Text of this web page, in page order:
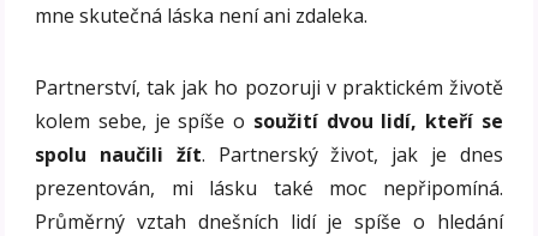
mne skutečná láska není ani zdaleka.
Partnerství, tak jak ho pozoruji v praktickém životě
kolem sebe, je spíše o soužití dvou lidí, kteří se
spolu naučili žít. Partnerský život, jak je dnes
prezentován, mi lásku také moc nepřipomíná.
Průměrný vztah dnešních lidí je spíše o hledání